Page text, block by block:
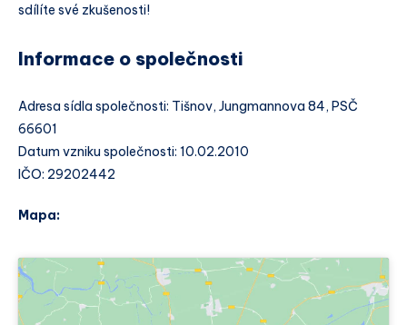
sdílíte své zkušenosti!
Informace o společnosti
Adresa sídla společnosti: Tišnov, Jungmannova 84, PSČ
66601
Datum vzniku společnosti: 10.02.2010
IČO: 29202442
Mapa: